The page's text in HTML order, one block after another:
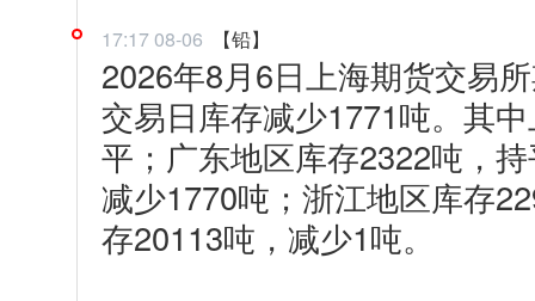
17:17 08-06 【铅】
2026年8月6日上海期货交易
交易日库存减少1771吨。其
平；广东地区库存2322吨，
减少1770吨；浙江地区库存
存20113吨，减少1吨。